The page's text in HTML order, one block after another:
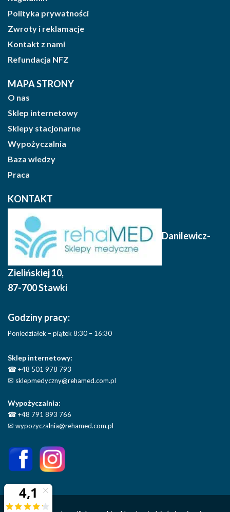
Polityka prywatności
Zwroty i reklamacje
Kontakt z nami
Refundacja NFZ
MAPA STRONY
O nas
Sklep internetowy
Sklepy stacjonarne
Wypożyczalnia
Baza wiedzy
Praca
KONTAKT
Danilewicz-
Zielińskiej 10,
87-700 Stawki
Godziny pracy:
Poniedziałek – piątek 8:30 – 16:30
Sklep internetowy:
☎+48 501 978 793
✉ sklepmedyczny@rehamed.com.pl
Wypożyczalnia:
☎+48 791 893 766
✉ wypozyczalnia@rehamed.com.pl